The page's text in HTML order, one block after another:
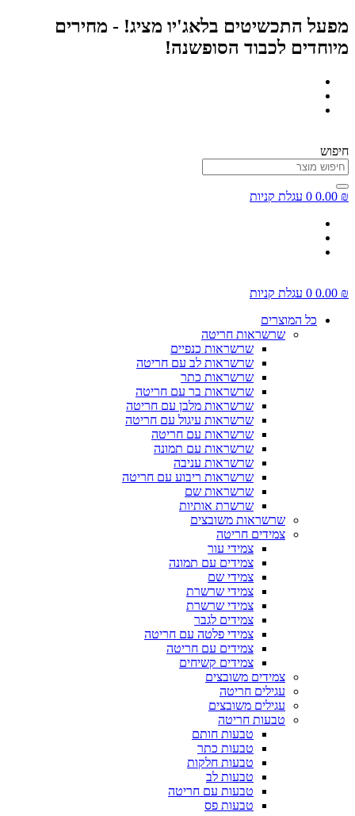
דלג
לתוכן
מפעל התכשיטים בלאג'יו מציג! - מחירים
מיוחדים לכבוד הסופשנה!
חיפוש
0.00 ₪
0 עגלת קניות
0.00 ₪
0 עגלת קניות
כל המוצרים
שרשראות חריטה
שרשראות כנפיים
שרשראות לב עם חריטה
שרשראות כתר
שרשראות בר עם חריטה
שרשראות מלבן עם חריטה
שרשראות עיגול עם חריטה
שרשראות עם חריטה
שרשראות עם תמונה
שרשראות עניבה
שרשראות ריבוע עם חריטה
שרשראות שם
שרשרת אותיות
שרשראות משובצים
צמידים חריטה
צמידי עור
צמידים עם תמונה
צמידי שם
צמידי שרשרת
צמידי שרשרת
צמידים לגבר
צמידי פלטה עם חריטה
צמידים עם חריטה
צמידים קשיחים
צמידים משובצים
עגילים חריטה
עגילים משובצים
טבעות חריטה
טבעות חותם
טבעות כתר
טבעות חלקות
טבעות לב
טבעות עם חריטה
טבעות פס